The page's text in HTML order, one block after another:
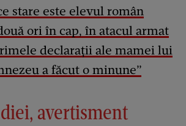
stare este elevul român
ori în cap, în atacul armat
declarații ale mamei lui
a făcut o minune”
avertisment